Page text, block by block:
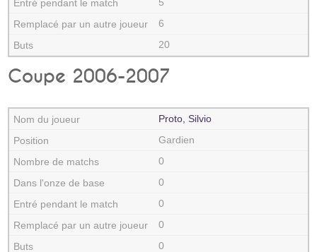
6
20
Coupe 2006-2007
Proto, Silvio
Gardien
0
0
0
0
0